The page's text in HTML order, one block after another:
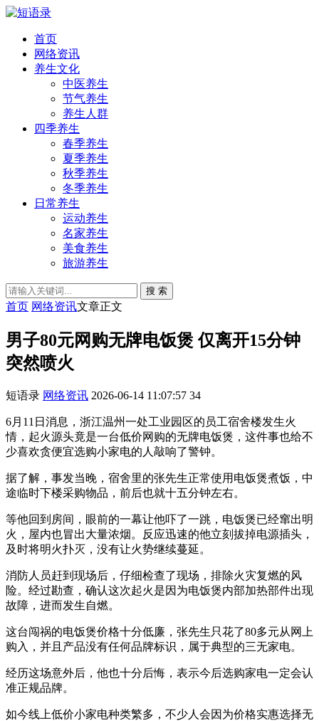
首页
网络资讯
养生文化
中医养生
节气养生
养生人群
四季养生
春季养生
夏季养生
秋季养生
冬季养生
日常养生
运动养生
名家养生
美食养生
旅游养生
搜 索
首页 网络资讯文章正文
男子80元网购无牌电饭煲 仅离开15分钟
突然喷火
短语录 网络资讯 2026-06-14 11:07:57 34
6月11日消息，浙江温州一处工业园区的员工宿舍楼发生火
情，起火源头竟是一台低价网购的无牌电饭煲，这件事也给不
少喜欢贪便宜选购小家电的人敲响了警钟。
据了解，事发当晚，宿舍里的张先生正常使用电饭煲煮饭，中
途临时下楼采购物品，前后也就十五分钟左右。
等他回到房间，眼前的一幕让他吓了一跳，电饭煲已经窜出明
火，屋内也冒出大量浓烟。反应迅速的他立刻拔掉电源插头，
及时将明火扑灭，没有让火势继续蔓延。
消防人员赶到现场后，仔细检查了现场，排除火灾复燃的风
险。经过勘查，确认这次起火是因为电饭煲内部加热部件出现
故障，进而发生自燃。
这台闯祸的电饭煲价格十分低廉，张先生只花了80多元从网上
购入，并且产品没有任何品牌标识，属于典型的三无家电。
经历这场意外后，他也十分后悔，表示今后选购家电一定会认
准正规品牌。
如今线上低价小家电种类繁多，不少人会因为价格实惠选择无